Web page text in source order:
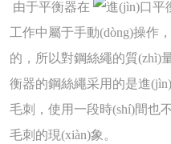
由于平衡器在
工作中屬于手動(dòng)操作
的，所以對鋼絲繩的質(zhì)
衡器的鋼絲繩采用的是進(jìn)口
毛刺，使用一段時(shí)間也
毛刺的現(xiàn)象。